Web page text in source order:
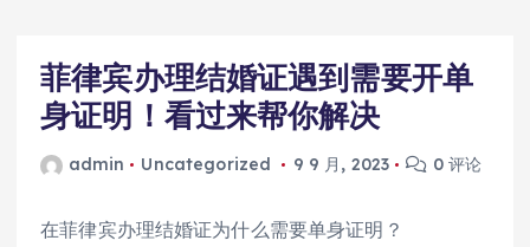
菲律宾办理结婚证遇到需要开单
身证明！看过来帮你解决
admin Uncategorized 9 9 月, 2023 0 评论
在菲律宾办理结婚证为什么需要单身证明？